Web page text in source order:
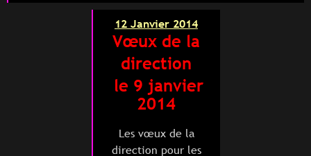
12 Janvier 2014
Vœux de la
direction
le 9 janvier
2014
Les vœux de la
direction pour les